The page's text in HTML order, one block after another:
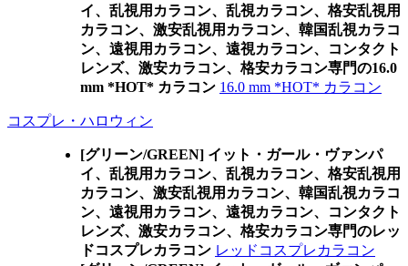
イ、乱視用カラコン、乱視カラコン、格安乱視用
カラコン、激安乱視用カラコン、韓国乱視カラコ
ン、遠視用カラコン、遠視カラコン、コンタクト
レンズ、激安カラコン、格安カラコン専門の16.0
mm *HOT* カラコン 16.0 mm *HOT* カラコン
コスプレ・ハロウィン
[グリーン/GREEN] イット・ガール・ヴァンパ
イ、乱視用カラコン、乱視カラコン、格安乱視用
カラコン、激安乱視用カラコン、韓国乱視カラコ
ン、遠視用カラコン、遠視カラコン、コンタクト
レンズ、激安カラコン、格安カラコン専門のレッ
ドコスプレカラコン レッドコスプレカラコン